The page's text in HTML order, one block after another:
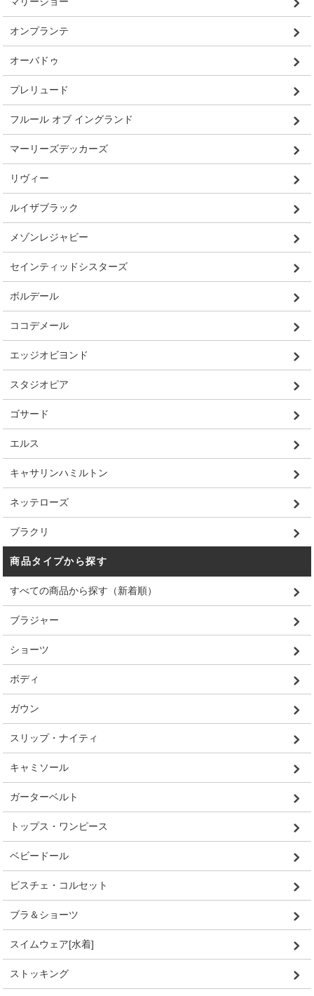
オンプランテ
オーバドゥ
プレリュード
フルール オブ イングランド
マーリーズデッカーズ
リヴィー
ルイザブラック
メゾンレジャビー
セインティッドシスターズ
ボルデール
ココデメール
エッジオビヨンド
スタジオピア
ゴサード
エルス
キャサリンハミルトン
ネッテローズ
ブラクリ
商品タイプから探す
すべての商品から探す（新着順）
ブラジャー
ショーツ
ボディ
ガウン
スリップ・ナイティ
キャミソール
ガーターベルト
トップス・ワンピース
ベビードール
ビスチェ・コルセット
ブラ＆ショーツ
スイムウェア[水着]
ストッキング